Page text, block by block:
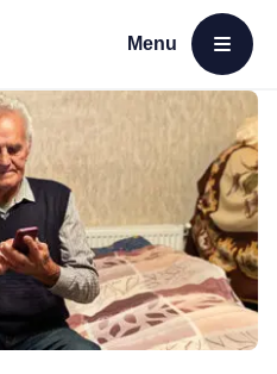
Menu
Open menu